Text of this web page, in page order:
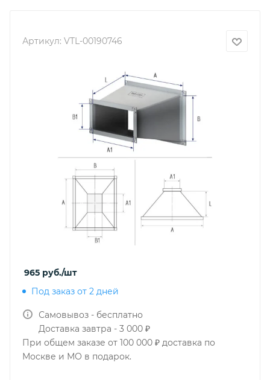
Артикул: VTL-00190746
965 руб./шт
Под заказ от 2 дней
Самовывоз - бесплатно
Доставка завтра - 3 000 ₽
При общем заказе от 100 000 ₽ доставка по
Москве и МО в подарок.